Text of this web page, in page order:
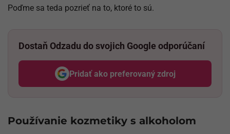
Poďme sa teda pozrieť na to, ktoré to sú.
Dostaň Odzadu do svojich Google odporúčaní
Pridať ako preferovaný zdroj
Odzadu, odkaz sa otvorí v
Používanie kozmetiky s alkoholom